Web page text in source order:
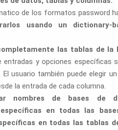
de los formatos password
usando un dictionary-
las tablas de la
entradas y opciones específicas
usuario también puede elegir
la entrada de cada columna.
nombres de bases de
en todas las
en todas las tablas